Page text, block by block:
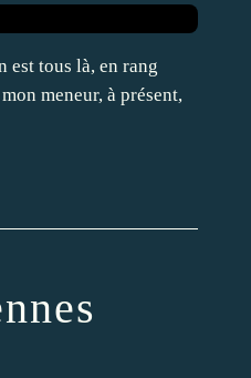
est tous là, en rang
meneur, à présent,